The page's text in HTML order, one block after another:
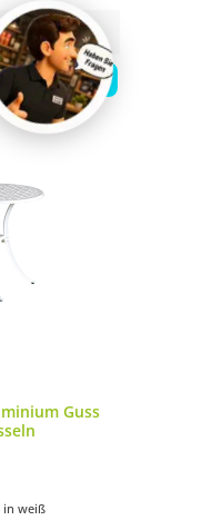
Guss
in weiß